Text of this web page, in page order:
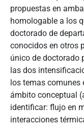
propuestas en
homologable a los
doctorado de
conocidos en otros
único de doctorado
las dos
los temas comunes
ámbito conceptual
identificar: flujo en
interacciones